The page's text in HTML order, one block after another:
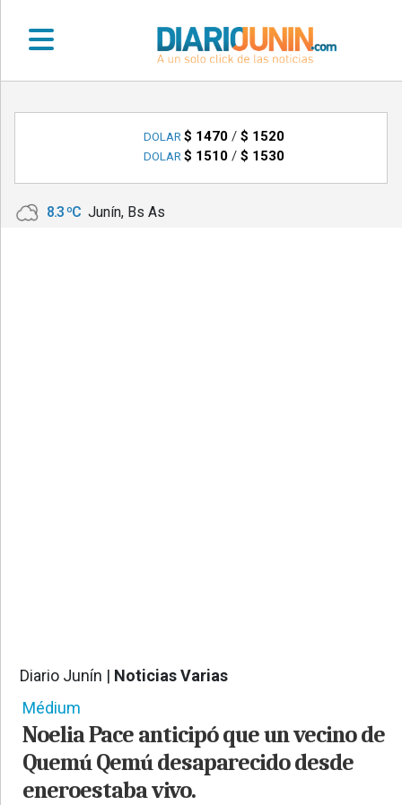
•
LOCALES
•
DOLAR $ 1470/ $ 1520
DOLAR $ 1510/ $ 1530
8.3 ºC Junín, Bs As
Diario Junín | Noticias Varias
Médium
Noelia Pace anticipó que un vecino de
Quemú Qemú desaparecido desde
eneroestaba vivo.